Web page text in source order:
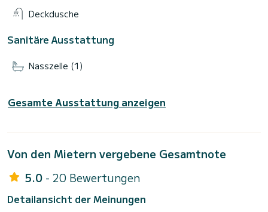
Deckdusche
Sanitäre Ausstattung
Nasszelle (1)
Gesamte Ausstattung anzeigen
Von den Mietern vergebene Gesamtnote
5.0 - 20 Bewertungen
Detailansicht der Meinungen